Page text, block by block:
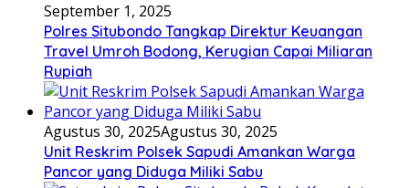
September 1, 2025
Polres Situbondo Tangkap Direktur Keuangan
Travel Umroh Bodong, Kerugian Capai Miliaran
Rupiah
Agustus 30, 2025Agustus 30, 2025
Unit Reskrim Polsek Sapudi Amankan Warga
Pancor yang Diduga Miliki Sabu